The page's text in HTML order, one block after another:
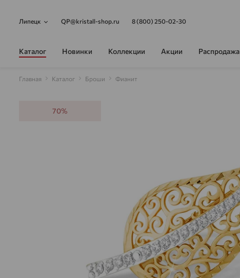
Липецк QP@kristall-shop.ru 8 (800) 250-02-30
Каталог Новинки Коллекции Акции Распродажа
Главная Каталог Броши Фианит
70%